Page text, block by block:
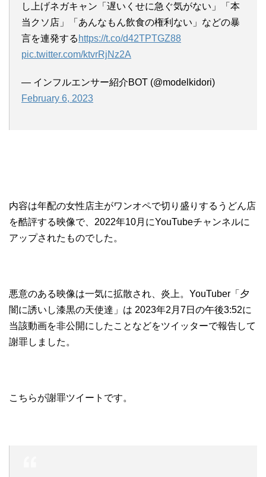
し上げネガキャン「遅いくせに急ぐ気がない」「本
当クソ店」「あんなもん飲食の権利ない」などの暴
言を連発する https://t.co/d42TPTGZ88
pic.twitter.com/ktvrRjNz2A
— インフルエンサー紹介BOT (@modelkidori)
February 6, 2023
内容は年配の女性店主がワンオペで切り盛りするうどん店
を酷評する映像で、2022年10月にYouTubeチャンネルに
アップされたものでした。
悪意のある映像は一気に拡散され、炎上。YouTuber「夕
闇に誘いし漆黒の天使達」は 2023年2月7日の午後3:52に
当該動画を非公開にしたことなどをツイッターで報告して
謝罪しました。
こちらが謝罪ツイートです。